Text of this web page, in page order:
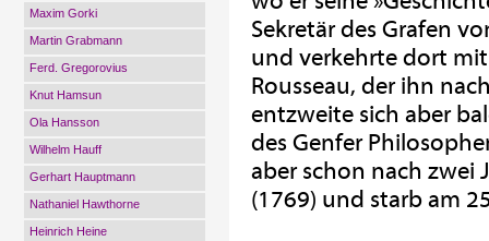
Maxim Gorki
Martin Grabmann
Ferd. Gregorovius
Knut Hamsun
Ola Hansson
Wilhelm Hauff
Gerhart Hauptmann
Nathaniel Hawthorne
Heinrich Heine
Sekretär des Grafen
und verkehrte dort
Rousseau, der ihn
entzweite sich aber
des Genfer
aber schon nach zwei
(1769) und starb am